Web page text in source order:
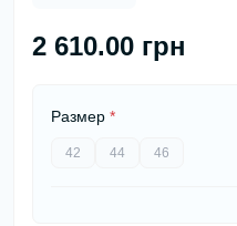
2 610.00 грн
Размер *
42 44 46